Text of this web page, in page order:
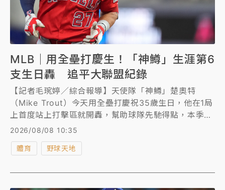
MLB｜用全壘打慶生！「神鱒」生涯第6
支生日轟 追平大聯盟紀錄
【記者毛琬婷／綜合報導】天使隊「神鱒」楚奧特
（Mike Trout）今天用全壘打慶祝35歲生日，他在1局
上首度站上打擊區就開轟，幫助球隊先馳得點，本季第
19轟也是他生涯第6支「生日轟」，追平大聯盟紀錄，
2026/08/08 10:35
體育 野球天地